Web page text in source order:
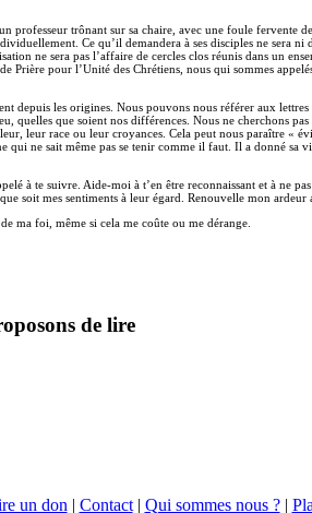
professeur trônant sur sa chaire, avec une foule
Ce qu’il demandera à ses disciples ne sera
ne sera pas l’affaire de cercles clos réunis dans un
Prière pour l’Unité des Chrétiens, nous qui sommes
depuis les origines. Nous pouvons nous référer aux
quelles que soient nos différences. Nous ne cherchons
leur race ou leur croyances. Cela peut nous paraître «
qui ne sait même pas se tenir comme il faut. Il a donné
à te suivre. Aide-moi à t’en être reconnaissant et à
soit mes sentiments à leur égard. Renouvelle mon
ma foi, même si cela me coûte ou me dérange.
de lire
un don | Contact| Qui sommes nous ?|